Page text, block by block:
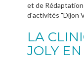
et de
d'activités "Dijon
LA
JOLY